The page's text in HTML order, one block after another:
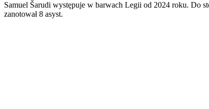
Samuel Šarudi występuje w barwach Legii od 2024 roku. Do
zanotował 8 asyst.